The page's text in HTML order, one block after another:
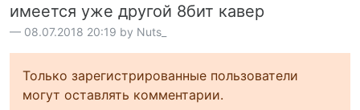
имеется уже другой 8бит кавер
08.07.2018 20:19 by Nuts_
Только зарегистрированные пользователи
могут оставлять комментарии.